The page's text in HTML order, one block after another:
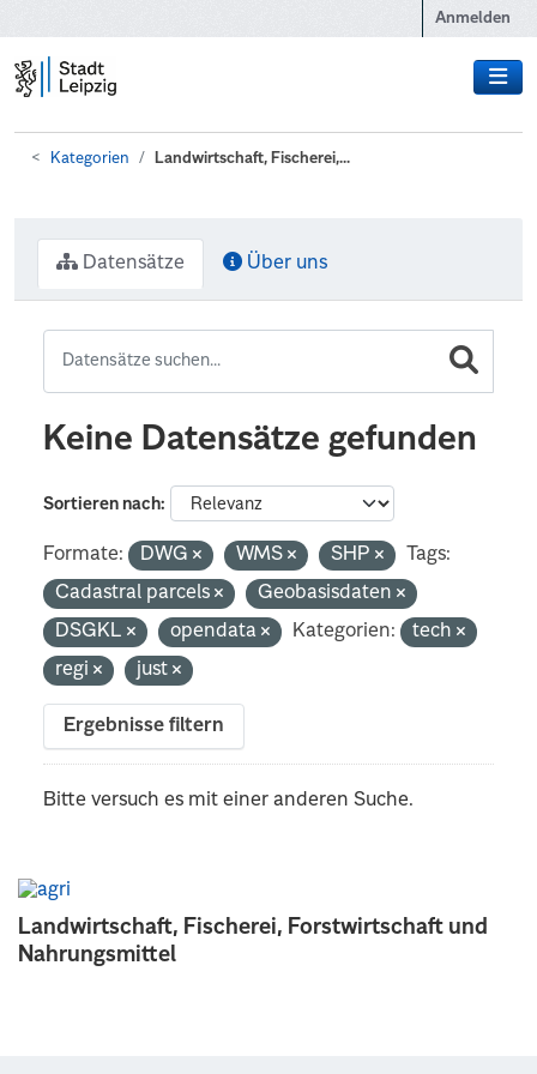
Anmelden
Kategorien Landwirtschaft, Fischerei,...
Landwirtschaft, Fischerei, Forstwirtschaft und
Nahrungsmittel
Datensätze Über uns
Keine Datensätze gefunden
Sortieren nach
Formate: DWG WMS SHP
Tags:
Cadastral parcels
Geobasisdaten
DSGKL
opendata Kategorien:
tech
regi
just
Ergebnisse filtern
Bitte versuch es mit einer anderen Suche.